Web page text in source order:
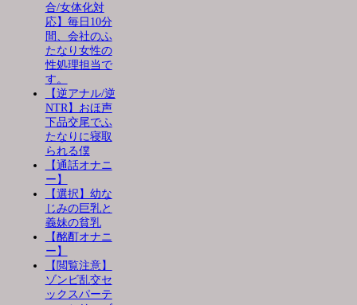
合/女体化対
応】毎日10分
間、会社のふ
たなり女性の
性処理担当で
す。
【逆アナル/逆
NTR】おほ声
下品交尾でふ
たなりに寝取
られる僕
【通話オナニ
ー】
【選択】幼な
じみの巨乳と
義妹の貧乳
【酩酊オナニ
ー】
【閲覧注意】
ゾンビ乱交セ
ックスパーテ